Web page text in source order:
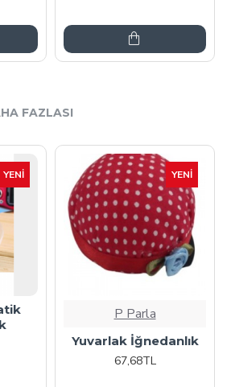
FAZLASI
YENI YENI
P Parla
Yuvarlak İğnedanlık
67,68TL